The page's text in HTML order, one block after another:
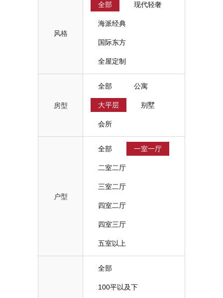
风格
全部 现代轻奢
海派经典
国际东方
全屋定制
房型
全部 公寓
大平层 别墅
会所
户型
全部 一室一厅
二室二厅
三室二厅
四室二厅
四室三厅
五室以上
全部
100平以及下